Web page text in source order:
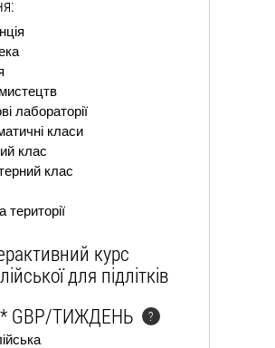
лабораторії
класи
клас
клас
території
курс
для підлітків
GBP/ТИЖДЕНЬ
?